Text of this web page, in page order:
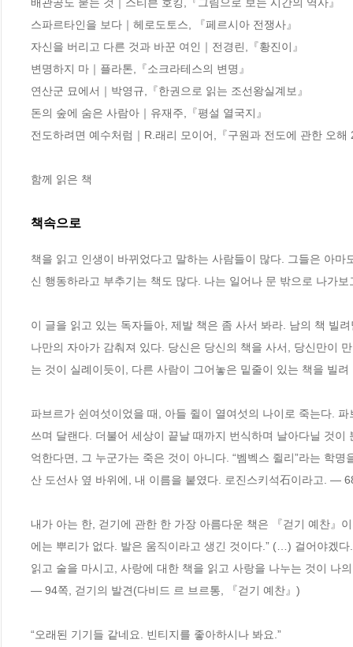
스파르타인을 보다｜헤로도토스, 『페르시아 전쟁사』
자신을 버리고 다른 것과 바꾼 여인｜전경린,『황진이』
변명하지 마｜플라톤,『소크라테스의 변명』
연산군 묘에서｜박영규,『한권으로 읽는 조선왕실계보』
돈의 숲에 숨은 사람아｜유재주,『평설 열국지』
전도하려면 예수처럼｜R.래리 모이어,『구원과 전도에 관한 오해
함께 읽은 책
책속으로
책을 읽고 인생이 바뀌었다고 말하는 사람들이 많다. 그들은 아
신 행동하라고 부추기는 책도 많다. 나는 일어나 문 밖으로 나가
이 글을 읽고 있는 독자들아, 제발 책은 좀 사서 봐라. 남의 책 빌
나만의 자아가 감춰져 있다. 당신은 당신의 책을 사서, 당신만이
는 것이 실례이듯이, 다른 사람이 그어놓은 밑줄이 있는 책을 빌
파브르가 쉰여섯이었을 때, 아들 쥘이 열여섯의 나이로 죽는다.
쓰며 달랜다. 더불어 세상이 끝날 때까지 번식하며 날아다닐 것
억한다면, 그 누군가는 죽은 것이 아니다. “벰벡스 쥘리”라는 학
산 도선사 옆 바위에, 내 이름을 붙였다. 로진스키석石이라고. ―
내가 아는 한, 걷기에 관한 한 가장 아름다운 책은 『걷기 예찬』
에는 뿌리가 없다. 발은 움직이라고 생긴 것이다.” (…) 걸어야겠
읽고 술을 마시고, 사랑에 대한 책을 읽고 사랑을 나누는 것이
― 94쪽, 걷기의 발견(다비드 르 브르통, 『걷기 예찬』)
“오래된 기기들 같네요. 빈티지를 좋아하시나 봐요.”